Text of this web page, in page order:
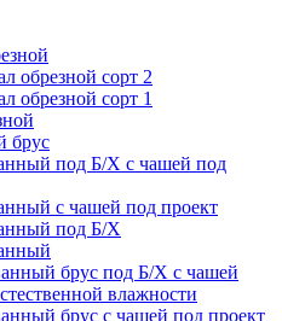
обрезной сорт 2
обрезной сорт 1
брус
под Б/Х с чашей под
с чашей под проект
под Б/Х
брус под Б/Х с чашей
влажности
брус с чашей под проект